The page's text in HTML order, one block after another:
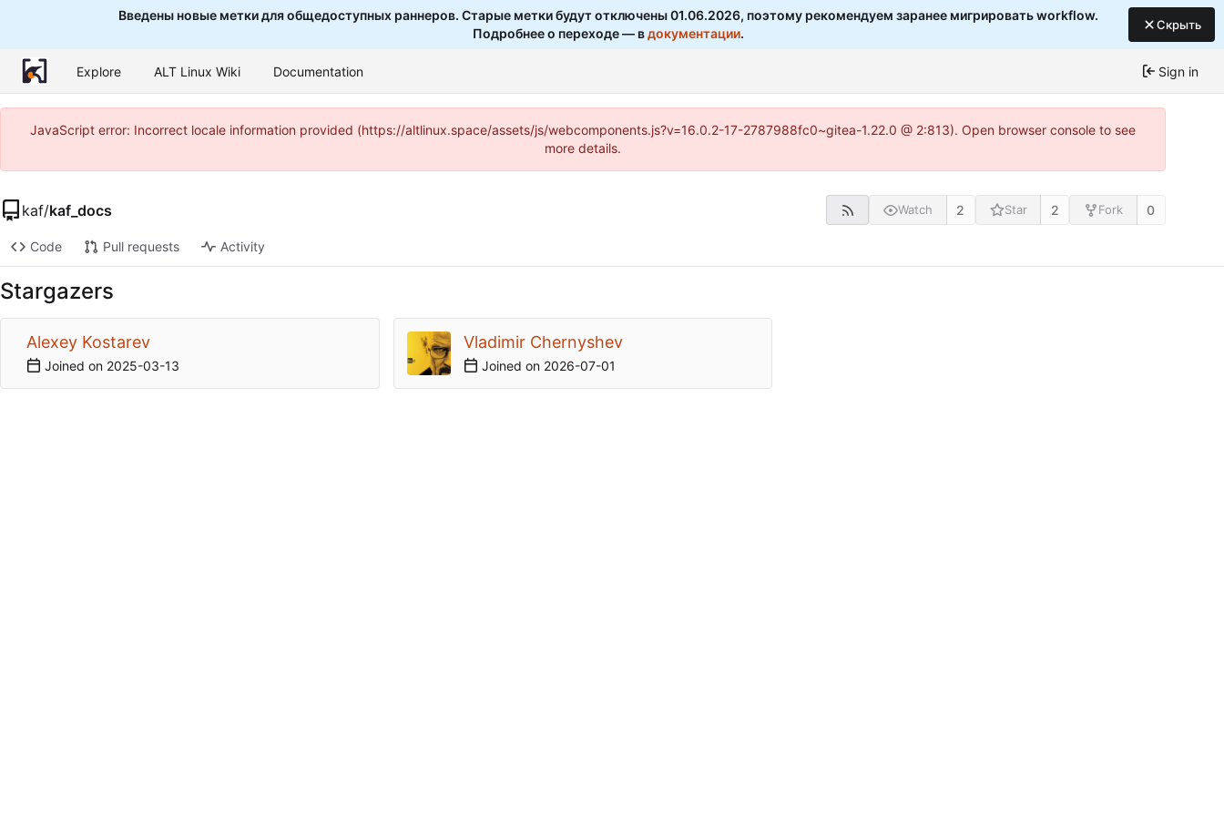
Введены новые метки для общедоступных раннеров. Старые метки будут отключены 01.06.2026, поэтому рекомендуем заранее мигрировать workflow.
Подробнее о переходе — вдокументации.
Скрыть
Explore ALT Linux Wiki Documentation Sign in
JavaScript error: Incorrect locale information provided (https://altlinux.space/assets/js/webcomponents.js?v=16.0.2-17-2787988fc0~gitea-1.22.0 @ 2:813). Open browser console to see
more details.
kaf/kaf_docs Watch 2 Star 2 Fork 0
Code Pull requests Activity
Stargazers
Alexey Kostarev
Joined on 2025-03-13
Vladimir Chernyshev
Joined on 2026-07-01